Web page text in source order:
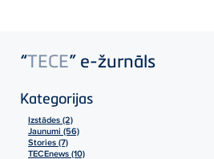
“TECE” e-žurnāls
Kategorijas
Izstādes (2)
Jaunumi (56)
Stories (7)
TECEnews (10)